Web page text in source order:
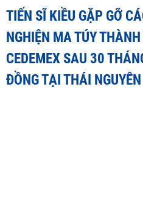
TIẾN SĨ KIỀU GẶP GỠ
NGHIỆN MA TÚY
CEDEMEX SAU 30
ĐỒNG TẠI THÁI NGUYÊN